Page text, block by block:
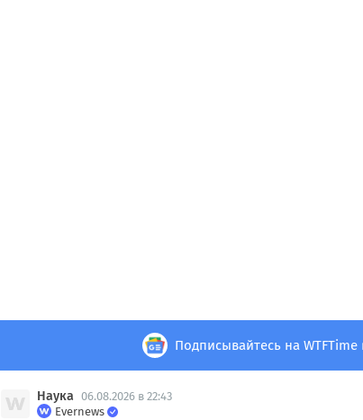
Подписывайтесь на
Наука 06.08.2026 в 22:43
Evernews